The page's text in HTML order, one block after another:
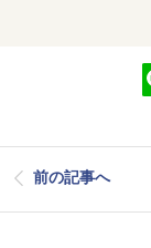
前の記事へ